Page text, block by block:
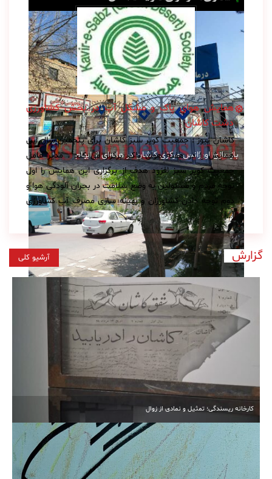
بازسازی اورژانس مرکزی کاشان در هاله‌ای از ابهام
آبیاری غرقابی در کاشان در اوج بحران آب
انتخابات مجدد هیأت‌مدیره خیرین مدرسه‌ساز کاشان برگزار
شد
همایش هوای پاک و مشکل آب در بخش کشاورزی
دشت کاشان
کاشان نیوز : جمعیت کویر سبز کاشان برای پنجمین سال این
همایش را در هفته هوای پاک برگزار می کند . مدیر عامل
جمعیت کویر سبز افزود هدف از برگزاری این همایش را اول
توجه مردم و مسئولین به وضع سلامت در بحران آلودگی هوا و
دوم توجه دادن کشاورزان و بهینه سازی مصرف آب کشاورزی
[…]
گزارش آرشیو کلی
کارخانه ریسندگی؛ تمثیل و نمادی از زوال